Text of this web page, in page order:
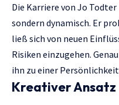
Die Karriere von Jo
sondern dynamisch. Er
ließ sich von neuen
Risiken einzugehen.
ihn zu einer
Kreativer Ansatz